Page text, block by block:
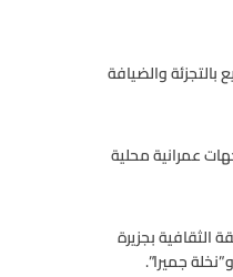
والضيافة
عمرانية محلية
بجزيرة
جميرا”.